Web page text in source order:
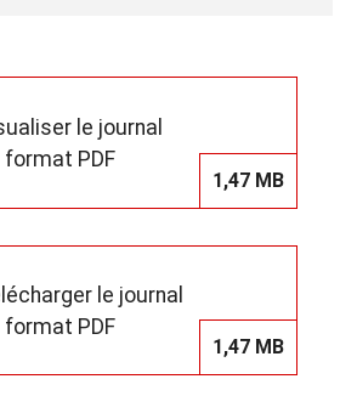
le journal
format PDF
1,47 MB
le journal
format PDF
1,47 MB